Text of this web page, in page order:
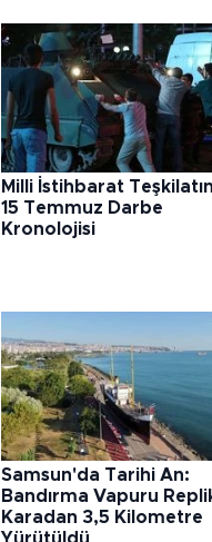
Milli İstihbarat
15 Temmuz Darbe
Kronolojisi
Samsun'da Tarihi An:
Bandırma Vapuru
Karadan 3,5 Kilometre